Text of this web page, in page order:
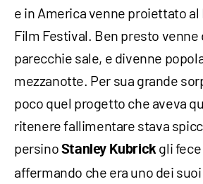
e in America venne proiettato al
Film Festival. Ben presto
parecchie sale, e divenne
mezzanotte. Per sua grande
poco quel progetto che aveva
ritenere fallimentare stava
persino Stanley Kubrick gli
affermando che era uno dei